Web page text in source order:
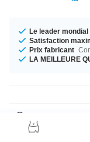
Le leader mondial
Satisfaction
Prix fabricant
LA MEILLEURE
Cet article est